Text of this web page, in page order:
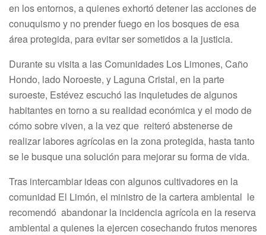
en los entornos, a quienes exhortó detener las acciones de
conuquismo y no prender fuego en los bosques de esa
área protegida, para evitar ser sometidos a la justicia.
Durante su visita a las Comunidades Los Limones, Caño
Hondo, lado Noroeste, y Laguna Cristal, en la parte
suroeste, Estévez escuchó las inquietudes de algunos
habitantes en torno a su realidad económica y el modo de
cómo sobre viven, a la vez que reiteró abstenerse de
realizar labores agrícolas en la zona protegida, hasta tanto
se le busque una solución para mejorar su forma de vida.
Tras intercambiar ideas con algunos cultivadores en la
comunidad El Limón, el ministro de la cartera ambiental le
recomendó abandonar la incidencia agrícola en la reserva
ambiental a quienes la ejercen cosechando frutos menores